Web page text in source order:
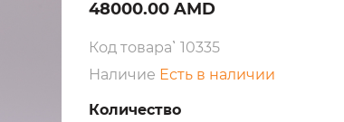
48000.00 AMD
Код товара՝ 10335
Наличие Есть в наличии
Количество